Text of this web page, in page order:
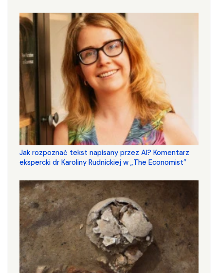
Jak rozpoznać tekst napisany przez AI? Komentarz
ekspercki dr Karoliny Rudnickiej w „The Economist”